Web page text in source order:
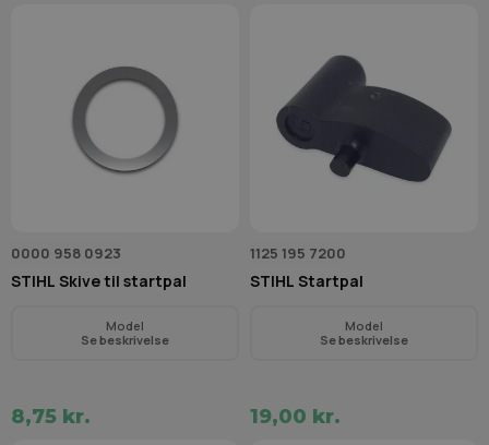
0000 958 0923
STIHL Skive til startpal
Model
Se beskrivelse
8,75 kr.
1125 195 7200
STIHL Startpal
Model
Se beskrivelse
19,00 kr.